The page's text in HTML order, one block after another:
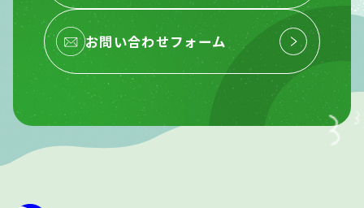
お問い合わせフォーム